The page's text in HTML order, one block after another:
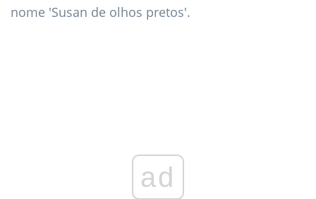
nome 'Susan de olhos pretos'.
ad